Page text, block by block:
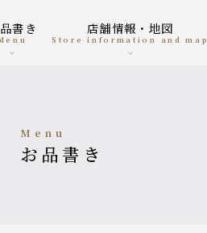
お品書き
menu
店舗情報・地図
Store information and map
menu
お品書き